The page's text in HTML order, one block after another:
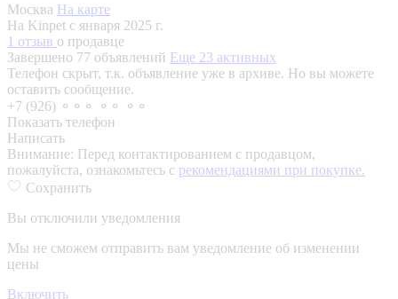
Москва На карте
На Kinpet c января 2025 г.
1 отзыв о продавце
Завершено 77 объявлений Еще 23 активных
Телефон скрыт, т.к. объявление уже в архиве. Но вы можете
оставить сообщение.
+7 (926) ⚬⚬⚬ ⚬⚬ ⚬⚬
Показать телефон
Написать
Внимание: Перед контактированием с продавцом,
пожалуйста, ознакомьтесь с рекомендациями при покупке.
Сохранить
Вы отключили уведомления
Мы не сможем отправить вам уведомление об изменении
цены
Включить